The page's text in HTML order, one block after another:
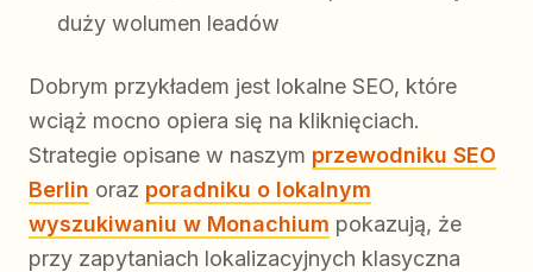
duży wolumen leadów
Dobrym przykładem jest lokalne SEO, które
wciąż mocno opiera się na kliknięciach.
Strategie opisane w naszym przewodniku SEO
Berlin oraz poradniku o lokalnym
wyszukiwaniu w Monachium pokazują, że
przy zapytaniach lokalizacyjnych klasyczna